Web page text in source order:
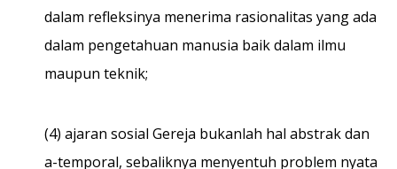
dalam refleksinya menerima rasionalitas yang ada
dalam pengetahuan manusia baik dalam ilmu
maupun teknik;
(4) ajaran sosial Gereja bukanlah hal abstrak dan
a-temporal, sebaliknya menyentuh problem nyata